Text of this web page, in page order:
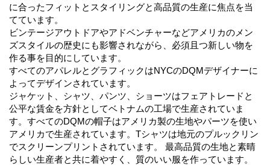
に合ったフィットとスタイリングと高品質の生産に焦点を当
てています。
ビンテージアウトドアやアドベンチャーなどアメリカのメン
ズスタイルの歴史にも影響されながら、必須且つ新しい物を
作る事を目的にしています。
すべてのアパレルとグラフィックはNYCのDQMデザイナーに
よってデザインされています。
ジャケット、シャツ、パンツ、ショーツはフェアトレードと
公平な賃金を方針としてベトナムの工場で生産されていま
す。すべてのDQMの帽子はアメリカ製の生地やパーツを使い
アメリカで生産されています。Tシャツは地元のプルックリン
でスクリーンプリントされています。 最高品質の生地と素晴
らしい生産者と共に着やすく、質のいい服を作っています。